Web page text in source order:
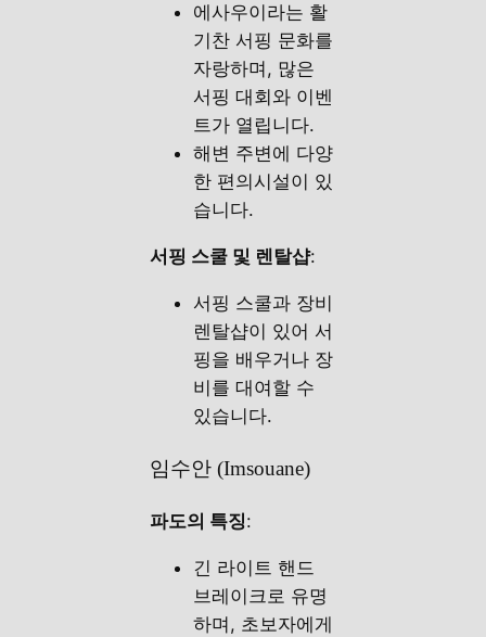
에사우이라는 활
기찬 서핑 문화를
자랑하며, 많은
서핑 대회와 이벤
트가 열립니다.
해변 주변에 다양
한 편의시설이 있
습니다.
서핑 스쿨 및 렌탈샵:
서핑 스쿨과 장비
렌탈샵이 있어 서
핑을 배우거나 장
비를 대여할 수
있습니다.
임수안 (Imsouane)
파도의 특징:
긴 라이트 핸드
브레이크로 유명
하며, 초보자에게